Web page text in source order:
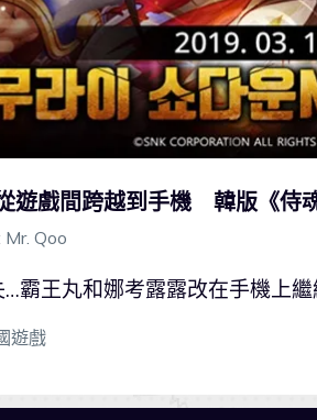
遊戲間跨越到手機 韓版《侍
Mr. Qoo
霸王丸和娜考露露改在手機上
遊戲